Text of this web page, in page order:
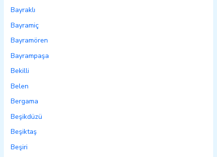
Bayraklı
Bayramiç
Bayramören
Bayrampaşa
Bekilli
Belen
Bergama
Beşikdüzü
Beşiktaş
Beşiri